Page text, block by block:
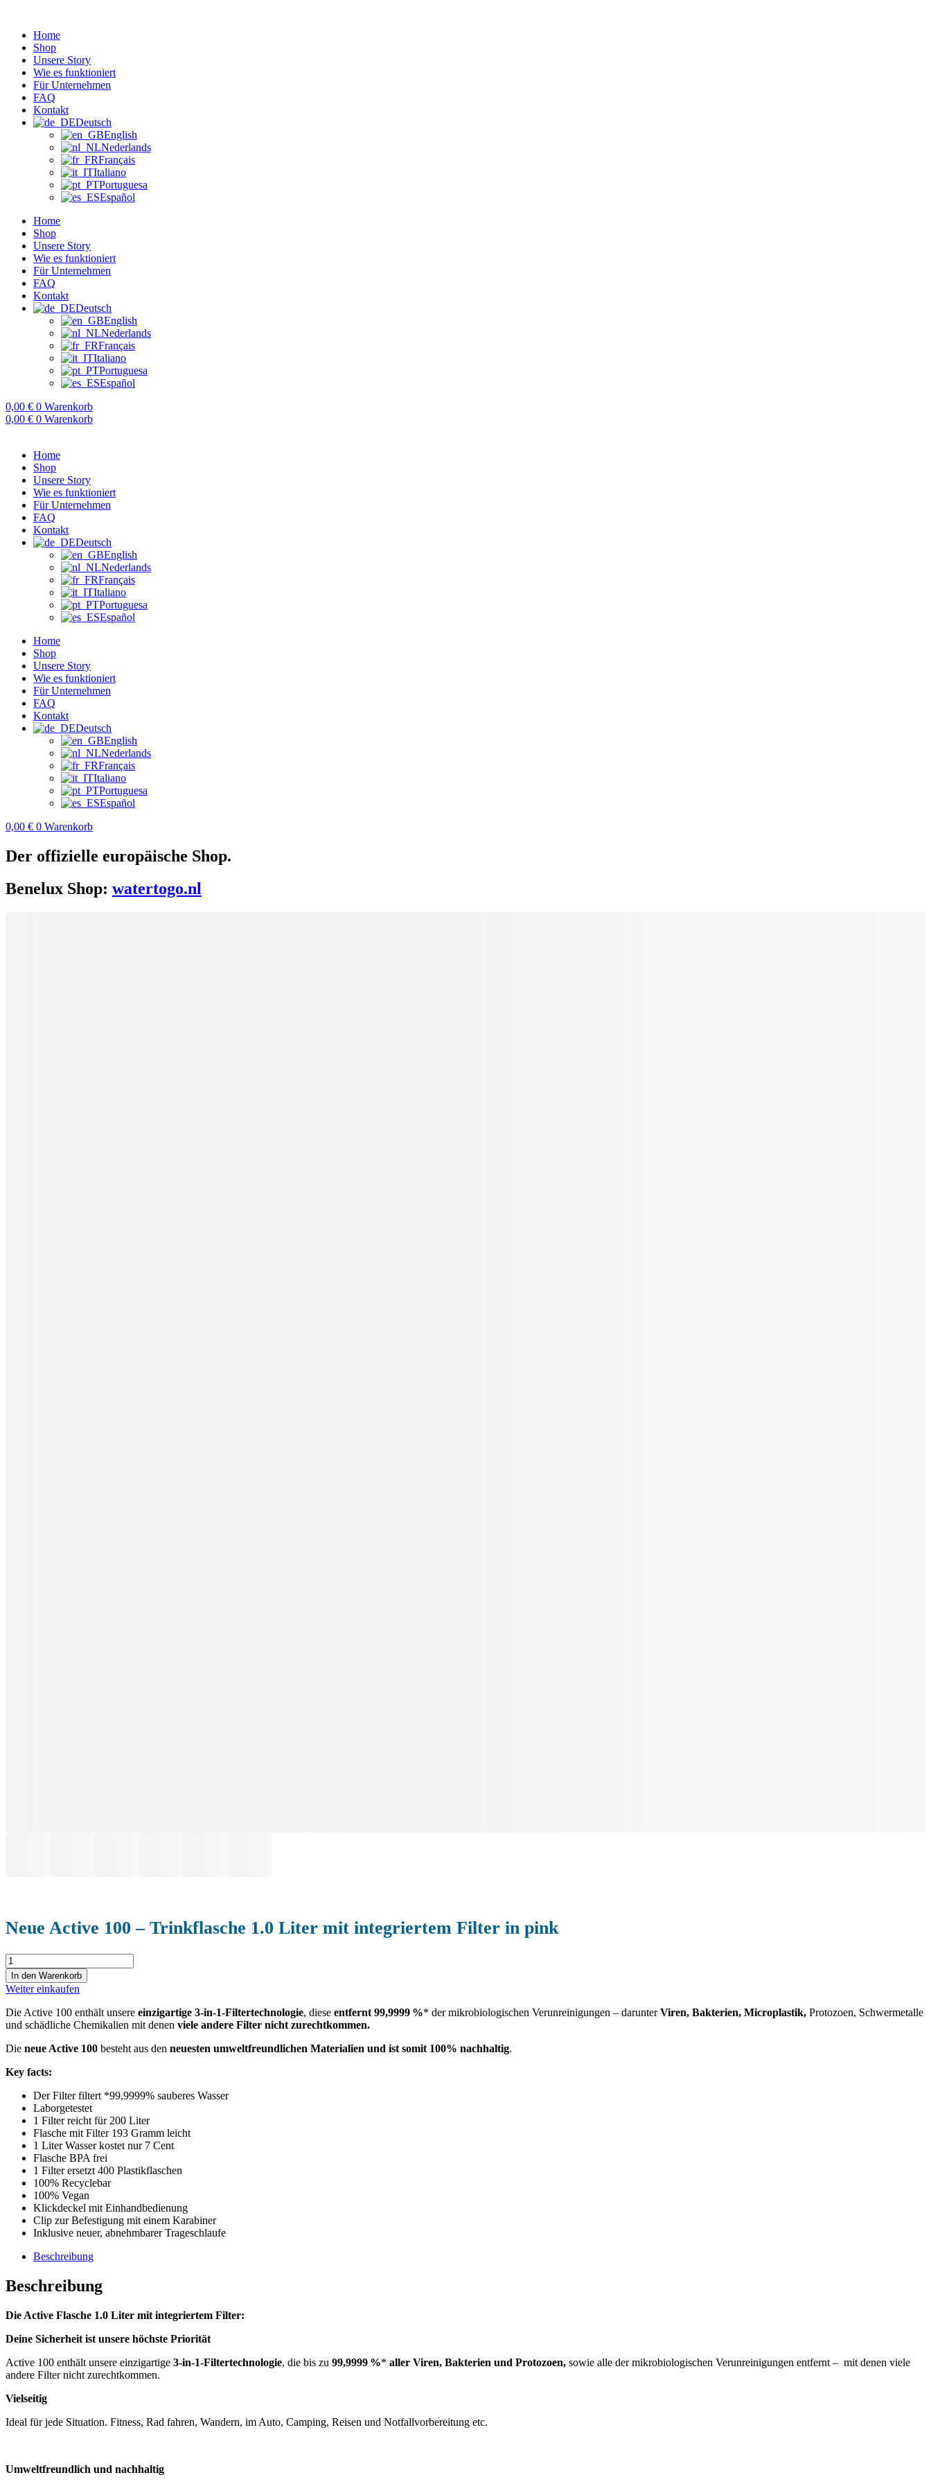
wechselnHome
Shop
Unsere Story
Wie es funktioniert
Für Unternehmen
FAQ
Kontakt
Deutsch
English
Nederlands
Français
Italiano
Portuguesa
Español
Home
Shop
Unsere Story
Wie es funktioniert
Für Unternehmen
FAQ
Kontakt
Deutsch
English
Nederlands
Français
Italiano
Portuguesa
Español
0,00 € 0 Warenkorb
0,00 € 0 Warenkorb
Home
Shop
Unsere Story
Wie es funktioniert
Für Unternehmen
FAQ
Kontakt
Deutsch
English
Nederlands
Français
Italiano
Portuguesa
Español
Home
Shop
Unsere Story
Wie es funktioniert
Für Unternehmen
FAQ
Kontakt
Deutsch
English
Nederlands
Français
Italiano
Portuguesa
Español
0,00 € 0 Warenkorb
Der offizielle europäische Shop.
Benelux Shop: watertogo.nl
Neue Active 100 – Trinkflasche 1.0 Liter mit integriertem Filter in pink
Neue
Active
100
-
Trinkflasche
1.0
mit
Filter
pink
Menge
In den Warenkorb
Weiter einkaufen
Die Active 100 enthält unsere einzigartige 3-in-1-Filtertechnologie, diese entfernt 99,9999 %* der mikrobiologischen Verunreinigungen – darunter Viren, Bakterien, Microplastik, Protozoen, Schwermetalle
und schädliche Chemikalien mit denen viele andere Filter nicht zurechtkommen.
Die neue Active 100 besteht aus den neuesten umweltfreundlichen Materialien und ist somit 100% nachhaltig.
Key facts:
Der Filter filtert *99,9999% sauberes Wasser
Laborgetestet
1 Filter reicht für 200 Liter
Flasche mit Filter 193 Gramm leicht
1 Liter Wasser kostet nur 7 Cent
Flasche BPA frei
1 Filter ersetzt 400 Plastikflaschen
100% Recyclebar
100% Vegan
Klickdeckel mit Einhandbedienung
Clip zur Befestigung mit einem Karabiner
Inklusive neuer, abnehmbarer Trageschlaufe
Beschreibung
Beschreibung
Die Active Flasche 1.0 Liter mit integriertem Filter:
Deine Sicherheit ist unsere höchste Priorität
Active 100 enthält unsere einzigartige 3-in-1-Filtertechnologie, die bis zu 99,9999 %* aller Viren, Bakterien und Protozoen, sowie alle der mikrobiologischen Verunreinigungen entfernt – mit denen viele
andere Filter nicht zurechtkommen.
Vielseitig
Ideal für jede Situation. Fitness, Rad fahren, Wandern, im Auto, Camping, Reisen und Notfallvorbereitung etc.
Umweltfreundlich und nachhaltig